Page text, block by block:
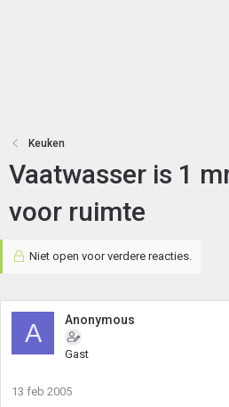
Keuken
Vaatwasser is 1
voor ruimte
Niet open voor verdere reacties.
A Anonymous
Gast
13 feb 2005